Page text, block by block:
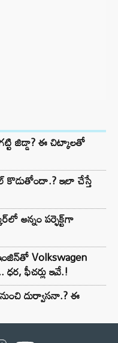
జిడ్డా? ఈ చిట్కాలతో
కొడుతోందా.? ఇలా చేస్తే
అన్నం పర్ఫెక్ట్‌గా
Volkswagen
ఫీచర్లు ఇవే.!
దుర్వాసనా.? ఈ